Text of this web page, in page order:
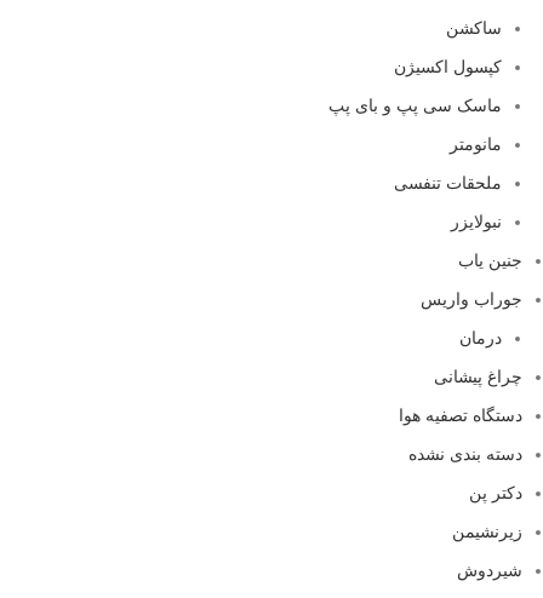
ساکشن
کپسول اکسیژن
ماسک سی پپ و بای پپ
مانومتر
ملحقات تنفسی
نبولایزر
جنین یاب
جوراب واریس
درمان
چراغ پیشانی
دستگاه تصفیه هوا
دسته بندی نشده
دکتر پن
زیرنشیمن
شیردوش